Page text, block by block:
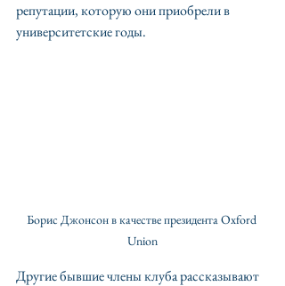
репутации, которую они приобрели в
университетские годы.
Борис Джонсон в качестве президента Oxford
Union
Другие бывшие члены клуба рассказывают